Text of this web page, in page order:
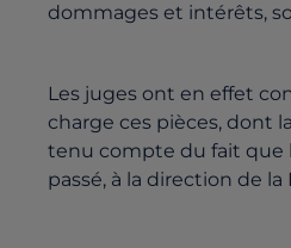
dommages et intérêts,
Les juges ont en effet
charge ces pièces, dont
tenu compte du fait que
passé, à la direction de la